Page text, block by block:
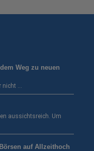
Weg zu neuen
nicht …
aussichtsreich. Um
auf Allzeithoch